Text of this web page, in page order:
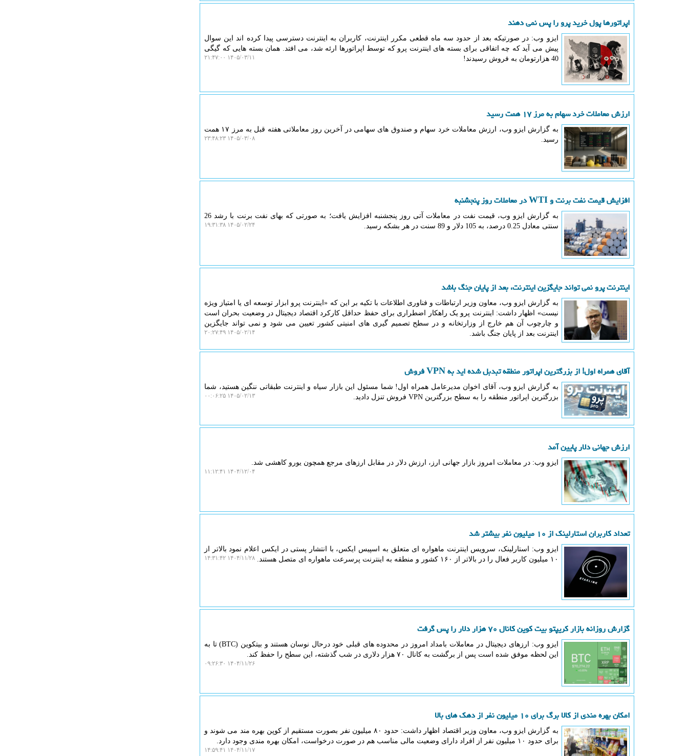
اپراتورها پول خرید پرو را پس نمی دهند
ایزو وب: در صورتیکه بعد از حدود سه ماه قطعی مکرر اینترنت، کاربران به اینترنت دسترسی پیدا کرده اند این سوال
پیش می آید که چه اتفاقی برای بسته های اینترنت پرو که توسط اپراتورها ارئه شد، می افتد. همان بسته هایی که گیگی
40 هزارتومان به فروش رسیدند!
۱۴۰۵/۰۳/۱۱ ۲۱:۴۷:۰۰
ارزش معاملات خرد سهام به مرز ۱۷ همت رسید
به گزارش ایزو وب، ارزش معاملات خرد سهام و صندوق های سهامی در آخرین روز معاملاتی هفته قبل به مرز ۱۷ همت
رسید.
۱۴۰۵/۰۳/۰۸ ۲۳:۴۸:۲۳
افزایش قیمت نفت برنت و WTI در معاملات روز پنجشنبه
به گزارش ایزو وب، قیمت نفت در معاملات آتی روز پنجشنبه افزایش یافت؛ به صورتی که بهای نفت برنت با رشد 26
سنتی معادل 0.25 درصد، به 105 دلار و 89 سنت در هر بشکه رسید.
۱۴۰۵/۰۲/۲۴ ۱۹:۳۱:۳۸
اینترنت پرو نمی تواند جایگزین اینترنت، بعد از پایان جنگ باشد
به گزارش ایزو وب، معاون وزیر ارتباطات و فناوری اطلاعات با تکیه بر این که «اینترنت پرو ابزار توسعه ای یا امتیاز ویژه
نیست» اظهار داشت: اینترنت پرو یک راهکار اضطراری برای حفظ حداقل کارکرد اقتصاد دیجیتال در وضعیت بحران است
و چارچوب آن هم خارج از وزارتخانه و در سطح تصمیم گیری های امنیتی کشور تعیین می شود و نمی تواند جایگزین
اینترنت بعد از پایان جنگ باشد.
۱۴۰۵/۰۲/۱۴ ۲۰:۲۷:۴۹
آقای همراه اول! از بزرگترین اپراتور منطقه تبدبل شده اید به VPN فروش
به گزارش ایزو وب، آقای اخوان مدیرعامل همراه اول! شما مسئول این بازار سیاه و اینترنت طبقاتی ننگین هستید، شما
بزرگترین اپراتور منطقه را به سطح بزرگترین VPN فروش تنزل دادید.
۱۴۰۵/۰۲/۱۳ ۰۰:۰۶:۲۵
ارزش جهانی دلار پایین آمد
ایزو وب: در معاملات امروز بازار جهانی ارز، ارزش دلار در مقابل ارزهای مرجع همچون یورو کاهشی شد.
۱۴۰۴/۱۲/۰۴ ۱۱:۱۲:۴۱
تعداد کاربران استارلینک از ۱۰ میلیون نفر بیشتر شد
ایزو وب: استارلینک، سرویس اینترنت ماهواره ای متعلق به اسپیس ایکس، با انتشار پستی در ایکس اعلام نمود بالاتر از
۱۰ میلیون کاربر فعال را در بالاتر از ۱۶۰ کشور و منطقه به اینترنت پرسرعت ماهواره ای متصل هستند.
۱۴۰۴/۱۱/۲۸ ۱۴:۳۱:۴۲
گزارش روزانه بازار کریپتو بیت کوین کانال ۷۰ هزار دلار را پس گرفت
ایزو وب: ارزهای دیجیتال در معاملات بامداد امروز در محدوده های قبلی خود درحال نوسان هستند و بیتکوین (BTC) تا به
این لحظه موفق شده است پس از برگشت به کانال ۷۰ هزار دلاری در شب گذشته، این سطح را حفظ کند.
۱۴۰۴/۱۱/۲۶ ۰۹:۲۶:۳۰
امکان بهره مندی از کالا برگ برای ۱۰ میلیون نفر از دهک های بالا
به گزارش ایزو وب، معاون وزیر اقتصاد اظهار داشت: حدود ۸۰ میلیون نفر بصورت مستقیم از کوپن بهره مند می شوند و
برای حدود ۱۰ میلیون نفر از افراد دارای وضعیت مالی مناسب هم در صورت درخواست، امکان بهره مندی وجود دارد.
۱۴۰۴/۱۱/۱۷ ۱۴:۵۹:۴۱